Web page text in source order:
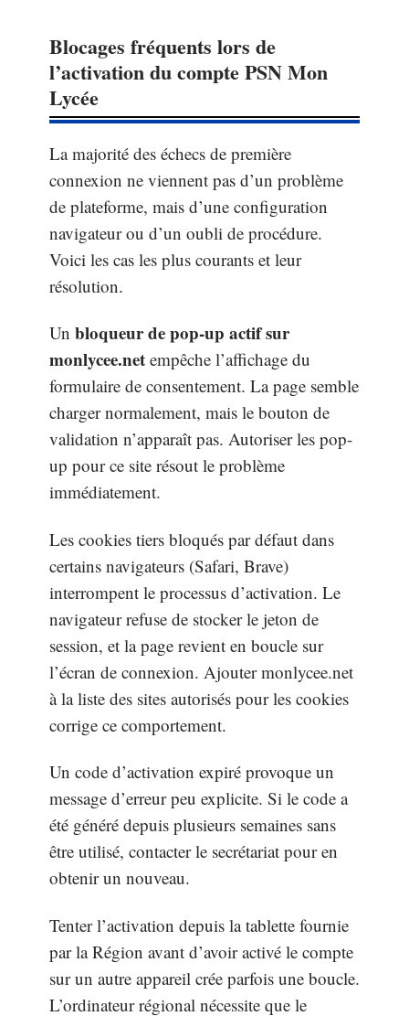
Blocages fréquents lors de
l’activation du compte PSN Mon
Lycée
La majorité des échecs de première
connexion ne viennent pas d’un problème
de plateforme, mais d’une configuration
navigateur ou d’un oubli de procédure.
Voici les cas les plus courants et leur
résolution.
Un bloqueur de pop-up actif sur
monlycee.net empêche l’affichage du
formulaire de consentement. La page semble
charger normalement, mais le bouton de
validation n’apparaît pas. Autoriser les pop-
up pour ce site résout le problème
immédiatement.
Les cookies tiers bloqués par défaut dans
certains navigateurs (Safari, Brave)
interrompent le processus d’activation. Le
navigateur refuse de stocker le jeton de
session, et la page revient en boucle sur
l’écran de connexion. Ajouter monlycee.net
à la liste des sites autorisés pour les cookies
corrige ce comportement.
Un code d’activation expiré provoque un
message d’erreur peu explicite. Si le code a
été généré depuis plusieurs semaines sans
être utilisé, contacter le secrétariat pour en
obtenir un nouveau.
Tenter l’activation depuis la tablette fournie
par la Région avant d’avoir activé le compte
sur un autre appareil crée parfois une boucle.
L’ordinateur régional nécessite que le